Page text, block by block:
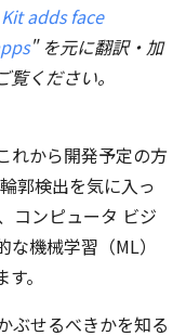
adds face
" を元に翻訳・加
ください。
れから開発予定の方
郭検出を気に入っ
コンピュータ ビジ
機械学習（ML）
。
ぶせるべきかを知る